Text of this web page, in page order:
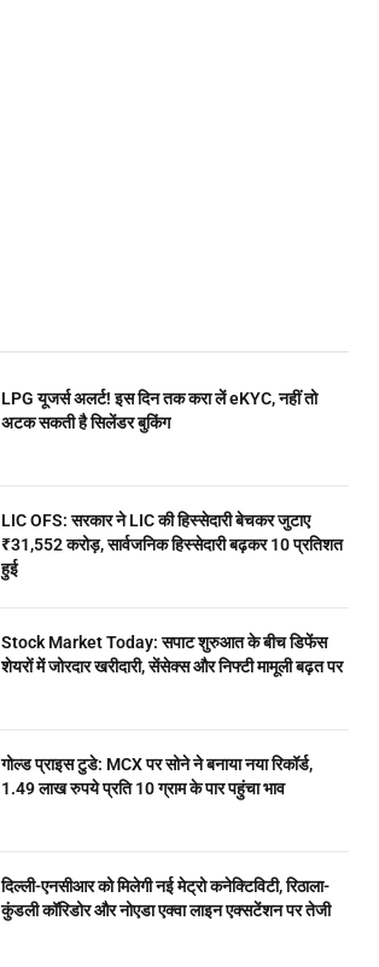
LPG यूजर्स अलर्ट! इस दिन तक करा लें eKYC, नहीं तो
अटक सकती है सिलेंडर बुकिंग
LIC OFS: सरकार ने LIC की हिस्सेदारी बेचकर जुटाए
₹31,552 करोड़, सार्वजनिक हिस्सेदारी बढ़कर 10 प्रतिशत
हुई
Stock Market Today: सपाट शुरुआत के बीच डिफेंस
शेयरों में जोरदार खरीदारी, सेंसेक्स और निफ्टी मामूली बढ़त पर
गोल्ड प्राइस टुडे: MCX पर सोने ने बनाया नया रिकॉर्ड,
1.49 लाख रुपये प्रति 10 ग्राम के पार पहुंचा भाव
दिल्ली-एनसीआर को मिलेगी नई मेट्रो कनेक्टिविटी, रिठाला-
कुंडली कॉरिडोर और नोएडा एक्वा लाइन एक्सटेंशन पर तेजी